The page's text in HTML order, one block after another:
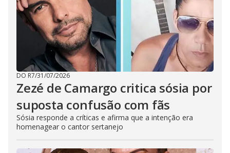
DO R7/31/07/2026
Zezé de Camargo critica sósia por
suposta confusão com fãs
Sósia responde a críticas e afirma que a intenção era
homenagear o cantor sertanejo